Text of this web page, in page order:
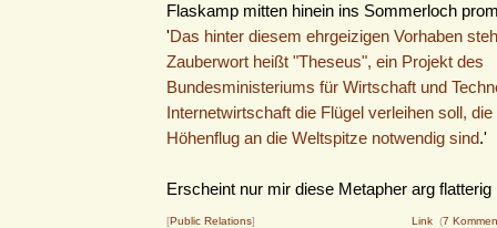
Flaskamp mitten hinein ins Sommerloch
'Das hinter diesem ehrgeizigen Vorhaben
Zauberwort heißt "Theseus", ein Projekt des
Bundesministeriums für Wirtschaft und
Internetwirtschaft die Flügel verleihen soll, die
Höhenflug an die Weltspitze notwendig sind.'
Erscheint nur mir diese Metapher arg flatterig
[Public Relations] Link (7